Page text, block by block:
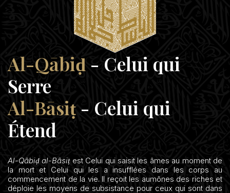
Al-Qābiḍ - Celui qui
Serre
Al-Bāsiṭ - Celui qui
Étend
Al-Qâbiḍ al-Bâsiṭest Celui qui saisit les âmes au moment de
la mort et Celui qui les a insufflées dans les corps au
commencement de la vie. Il reçoit les aumônes des riches et
déploie les moyens de subsistance pour ceux qui sont dans